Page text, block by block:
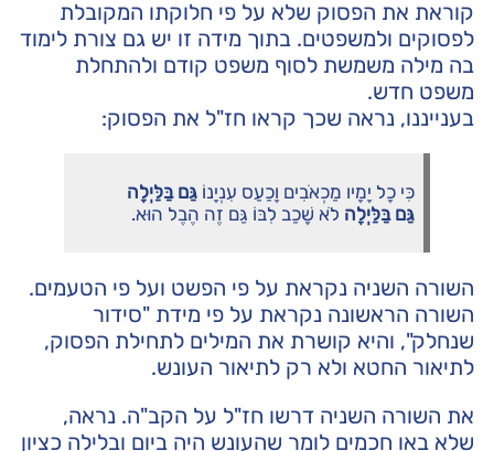
קוראת את הפסוק שלא על פי חלוקתו המקובלת
לפסוקים ולמשפטים. בתוך מידה זו יש גם צורת לימוד
בה מילה משמשת לסוף משפט קודם ולהתחלת
משפט חדש.
בענייננו, נראה שכך קראו חז"ל את הפסוק:
כִּי כָל יָמָיו מַכְאֹבִים וָכַעַס עִנְיָנוֹ גַּם בַּלַּיְלָה
גַּם בַּלַּיְלָה לֹא שָׁכַב לִבּוֹ גַּם זֶה הֶבֶל הוּא.
השורה השניה נקראת על פי הפשט ועל פי הטעמים.
השורה הראשונה נקראת על פי מידת "סידור
שנחלק", והיא קושרת את המילים לתחילת הפסוק,
לתיאור החטא ולא רק לתיאור העונש.
את השורה השניה דרשו חז"ל על הקב"ה. נראה,
שלא באו חכמים לומר שהעונש היה ביום ובלילה כציון